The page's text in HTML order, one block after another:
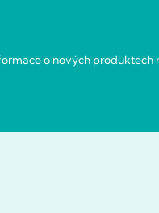
o nových produktech